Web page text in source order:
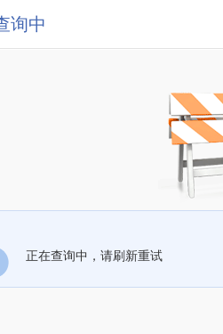
询中
正在查询中，请刷新重试